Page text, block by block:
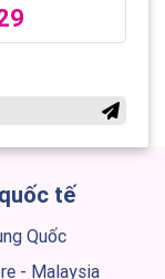
tế
Quốc
- Malaysia